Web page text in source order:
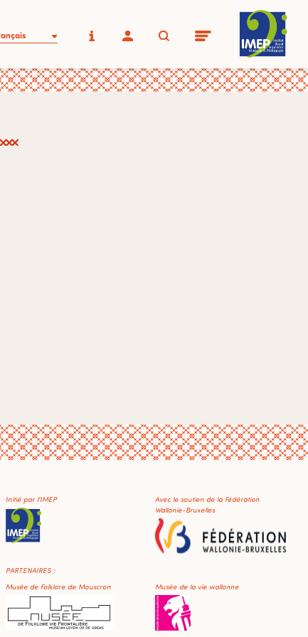
Initié par l'IMEP
Avec le soutien de la Fédération
Wallonie-Bruxelles
PARTENAIRES :
Musée de Folklore de Mouscron
Musée de la vie wallonne